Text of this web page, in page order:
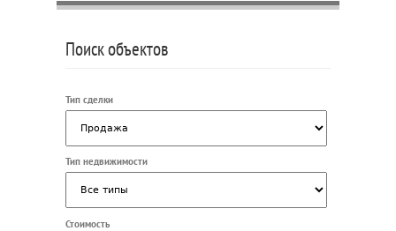
Поиск объектов
Тип сделки
Тип недвижимости
Стоимость